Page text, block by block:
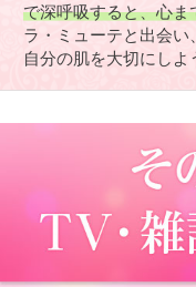
で深呼吸すると、心
ラ・ミューテと出会い
自分の肌を大切にしよ